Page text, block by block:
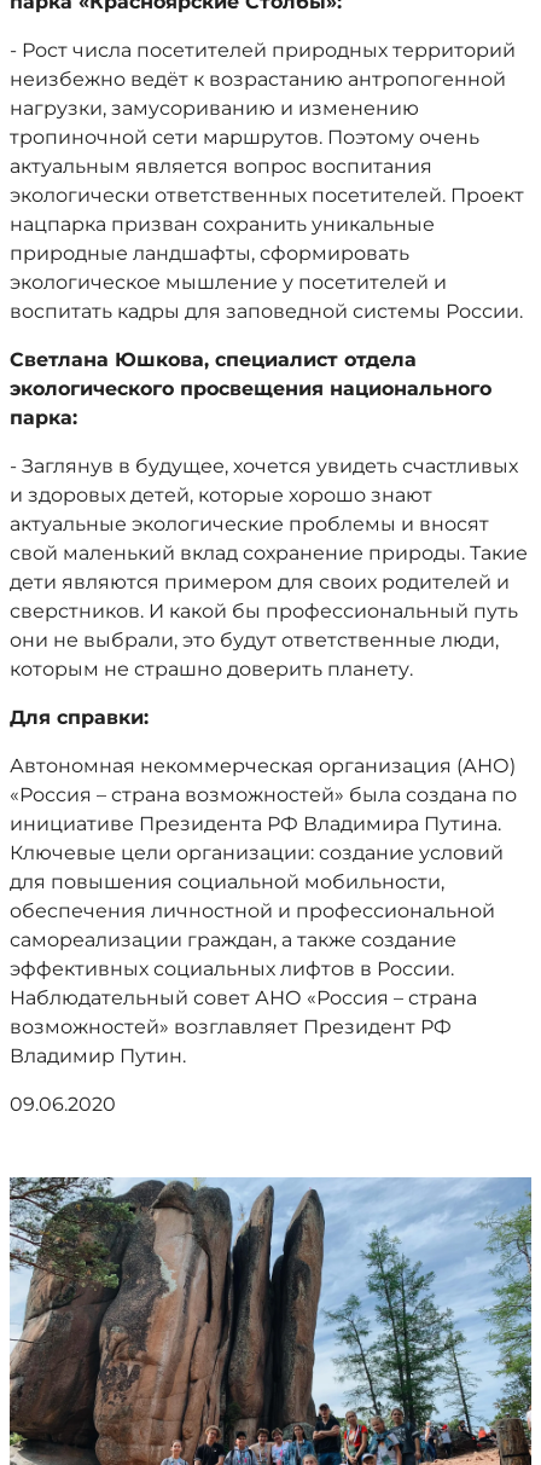
- Рост числа посетителей природных территорий
неизбежно ведёт к возрастанию антропогенной
нагрузки, замусориванию и изменению
тропиночной сети маршрутов. Поэтому очень
актуальным является вопрос воспитания
экологически ответственных посетителей. Проект
нацпарка призван сохранить уникальные
природные ландшафты, сформировать
экологическое мышление у посетителей и
воспитать кадры для заповедной системы России.
Светлана Юшкова, специалист отдела
экологического просвещения национального
парка:
- Заглянув в будущее, хочется увидеть счастливых
и здоровых детей, которые хорошо знают
актуальные экологические проблемы и вносят
свой маленький вклад сохранение природы. Такие
дети являются примером для своих родителей и
сверстников. И какой бы профессиональный путь
они не выбрали, это будут ответственные люди,
которым не страшно доверить планету.
Для справки:
Автономная некоммерческая организация (АНО)
«Россия – страна возможностей» была создана по
инициативе Президента РФ Владимира Путина.
Ключевые цели организации: создание условий
для повышения социальной мобильности,
обеспечения личностной и профессиональной
самореализации граждан, а также создание
эффективных социальных лифтов в России.
Наблюдательный совет АНО «Россия – страна
возможностей» возглавляет Президент РФ
Владимир Путин.
09.06.2020